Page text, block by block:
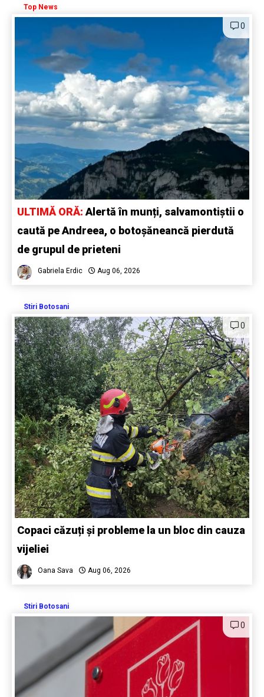
Top News
0
ULTIMĂ ORĂ:Alertă în munți, salvamontiștii o
caută pe Andreea, o botoșăneancă pierdută
de grupul de prieteni
Gabriela Erdic Aug 06, 2026
Stiri Botosani
0
Copaci căzuți și probleme la un bloc din cauza
vijeliei
Oana Sava Aug 06, 2026
Stiri Botosani
0